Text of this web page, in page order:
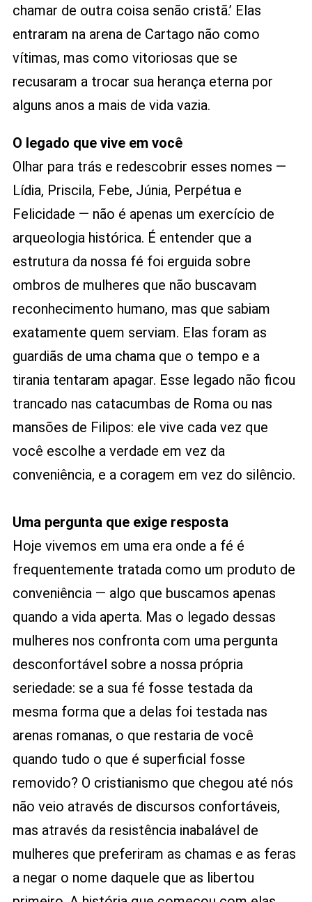
chamar de outra coisa senão cristã.’ Elas
entraram na arena de Cartago não como
vítimas, mas como vitoriosas que se
recusaram a trocar sua herança eterna por
alguns anos a mais de vida vazia.
O legado que vive em você
Olhar para trás e redescobrir esses nomes —
Lídia, Priscila, Febe, Júnia, Perpétua e
Felicidade — não é apenas um exercício de
arqueologia histórica. É entender que a
estrutura da nossa fé foi erguida sobre
ombros de mulheres que não buscavam
reconhecimento humano, mas que sabiam
exatamente quem serviam. Elas foram as
guardiãs de uma chama que o tempo e a
tirania tentaram apagar. Esse legado não ficou
trancado nas catacumbas de Roma ou nas
mansões de Filipos: ele vive cada vez que
você escolhe a verdade em vez da
conveniência, e a coragem em vez do silêncio.
Uma pergunta que exige resposta
Hoje vivemos em uma era onde a fé é
frequentemente tratada como um produto de
conveniência — algo que buscamos apenas
quando a vida aperta. Mas o legado dessas
mulheres nos confronta com uma pergunta
desconfortável sobre a nossa própria
seriedade: se a sua fé fosse testada da
mesma forma que a delas foi testada nas
arenas romanas, o que restaria de você
quando tudo o que é superficial fosse
removido? O cristianismo que chegou até nós
não veio através de discursos confortáveis,
mas através da resistência inabalável de
mulheres que preferiram as chamas e as feras
a negar o nome daquele que as libertou